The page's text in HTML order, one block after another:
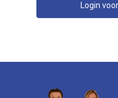
Login